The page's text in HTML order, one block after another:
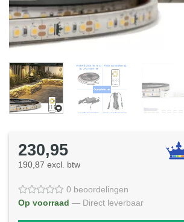
230,95
190,87 excl. btw
0 beoordelingen
Op voorraad — Direct leverbaar